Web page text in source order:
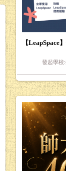
【LeapSpace
發起學校